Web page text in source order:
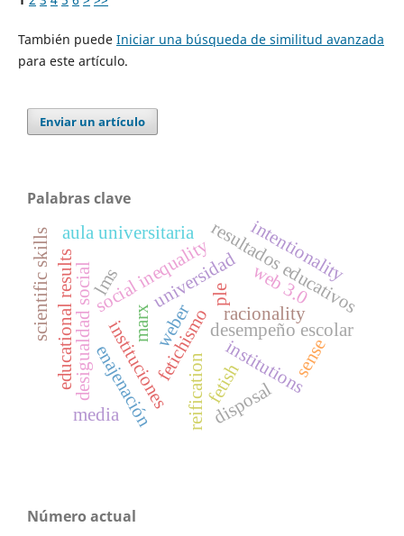
También puede Iniciar una búsqueda de similitud avanzada
para este artículo.
Enviar un artículo
Palabras clave
universidad
fetichismo
resultados educativos
desempeño escolar
social inequality
desigualdad social racionality
weber
institutions
instituciones fetish
disposal
reification
enajenación
marx
educational results
media
scientific skills ple
lms web 3.0
aula universitaria intentionality
sense
Número actual